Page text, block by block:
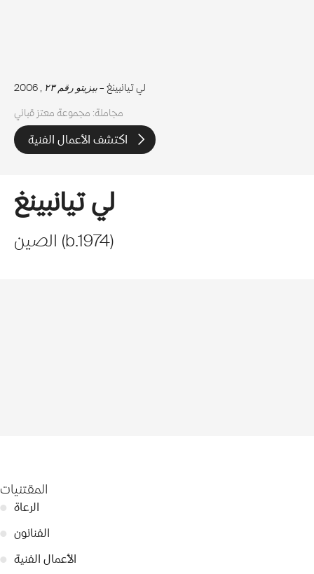
لي تيانبينغ –بيزيتو رقم ٢٣
, 2006
مجاملة: مجموعة معتز قباني
اكتشف الأعمال الفنية
لي تيانبينغ
الصين (b.1974)
المقتنيات
● الرعاة
● الفنانون
● الأعمال الفنية